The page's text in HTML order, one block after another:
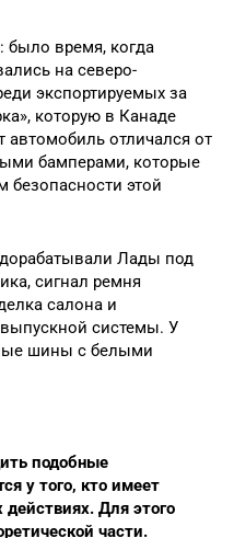
было время, когда
на северо-
экспортируемых за
которую в Канаде
автомобиль отличался от
бамперами, которые
безопасности этой
Лады под
сигнал ремня
салона и
выпускной системы. У
шины с белыми
подобные
у того, кто имеет
действиях. Для этого
части.